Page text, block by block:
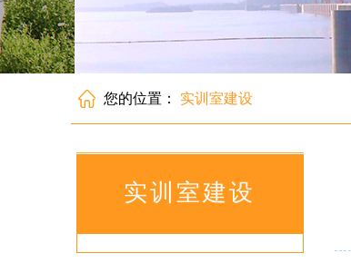
您的位置： 实训室建设
实训室建设